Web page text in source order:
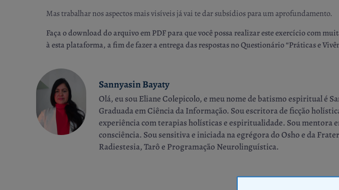
Mas trabalhar nos aspectos mais visíveis já vai te dar subsídios para um aprofundamento.
Faça o download do arquivo em PDF para que você possa realizar este exercício com
à esta plataforma, a fim de fazer a entrega das respostas no Questionário “Práticas e
Sannyasin Bayaty
Olá, eu sou Eliane Colepicolo, e meu nome de batismo espiritual é
Graduada em Ciência da Informação. Sou escritora de ficção
experiência com terapias holísticas e espiritualidade. Sou mentora
consciência. Sou sensitiva e iniciada na egrégora do Osho e da
Radiestesia, Tarô e Programação Neurolinguística.